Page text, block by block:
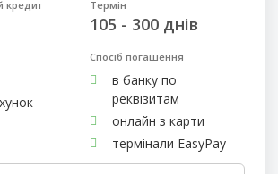
кредит Термін
105 - 300 днів
Спосіб погашення
в банку по
реквізитам
онлайн з карти
термінали EasyPay